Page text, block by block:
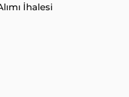
İhalesi